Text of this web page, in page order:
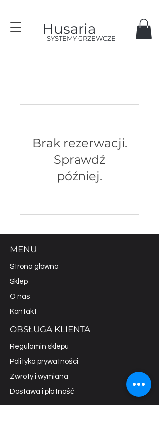
Husaria
SYSTEMY GRZEWCZE
Brak rezerwacji.
Sprawdź
później.
MENU
Strona główna
Sklep
O nas
Kontakt
OBSŁUGA KLIENTA
Regulamin sklepu
Polityka prywatności
Zwroty i wymiana
Dostawa i płatność